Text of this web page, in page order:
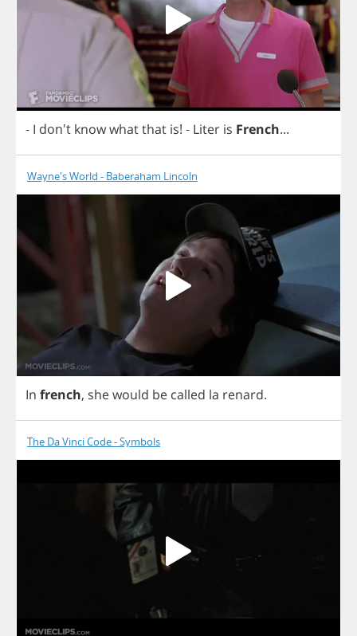
- I don't knowwhatthat is! - Liter is French...
Wayne's World - Baberaham Lincoln
In french, shewould be called la renard.
The Da Vinci Code - Symbols